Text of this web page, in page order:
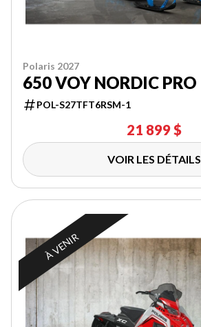
Polaris 2027
650 VOY NORDIC PRO
POL-S27TFT6RSM-1
21 899 $
VOIR LES DÉTAILS
À VENIR